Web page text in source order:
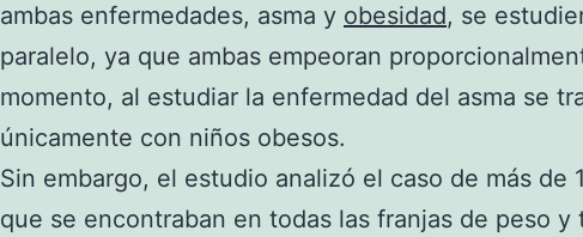
ambas enfermedades, asma y obesidad, se
paralelo, ya que ambas empeoran
momento, al estudiar la enfermedad del asma se
únicamente con niños obesos.
Sin embargo, el estudio analizó el caso de más de
que se encontraban en todas las franjas de peso y